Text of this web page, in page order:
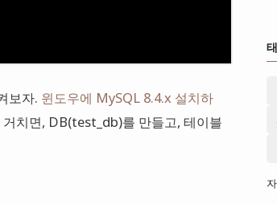
보자. 윈도우에 MySQL 8.4.x 설치하
치면, DB(test_db)를 만들고, 테이블